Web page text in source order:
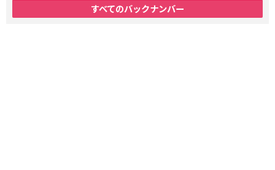
すべてのバックナンバー